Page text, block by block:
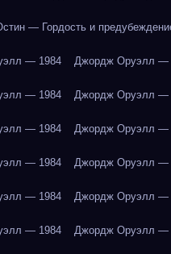
— Гордость и
— 1984 Джордж Оруэлл —
— 1984 Джордж Оруэлл —
— 1984 Джордж Оруэлл —
— 1984 Джордж Оруэлл —
— 1984 Джордж Оруэлл —
— 1984 Джордж Оруэлл —